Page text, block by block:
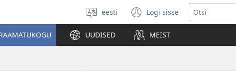
Vali
keel
eesti Logi sisse
(avab
uue
akna)
UUDISED MEIST